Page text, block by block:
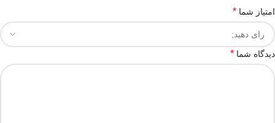
امتیاز شما *
دیدگاه شما *